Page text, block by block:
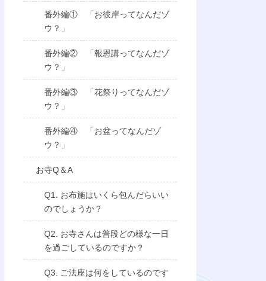
番外編① 「お彼岸ってなんだゾ
ウ？」
番外編② 「報恩講ってなんだゾ
ウ？」
番外編③ 「花祭りってなんだゾ
ウ？」
番外編④ 「お盆ってなんだゾ
ウ？」
お寺Q＆A
Q1. お布施はいくら包んだらいい
のでしょうか？
Q2. お寺さんは普段どの様な一日
を過ごしているのですか？
Q3. ご法座は何をしているのです